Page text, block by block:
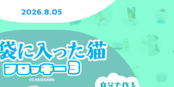
2026.8.05